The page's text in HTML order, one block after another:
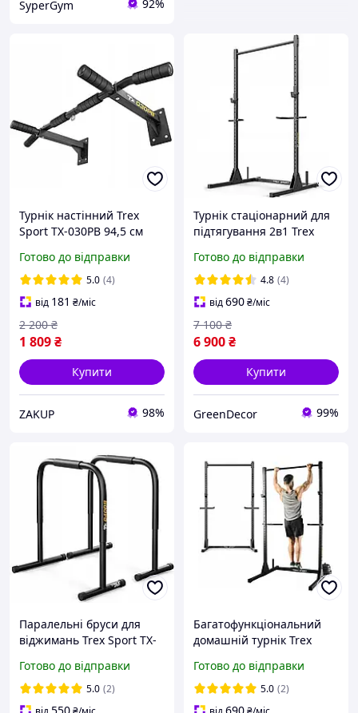
SyperGym 92%
Турнік настінний Trex
Sport TX-030PB 94,5 см
Готово до відправки
5.0 (4)
від 181 ₴/міс
1 809₴
2 200 ₴
Купити
ZAKUP 98%
Турнік стаціонарний для
підтягування 2в1 Trex
регулюванням за
висотою 300 кг
Готово до відправки
4.8 (4)
від690₴/міс
6 900₴
7 100 ₴
Купити
GreenDecor 99%
Паралельні бруси для
віджимань Trex Sport TX-
поручні
Готово до відправки
5.0 (2)
Багатофункціональний
домашній турнік Trex
турнік
Готово до відправки
5.0 (2)